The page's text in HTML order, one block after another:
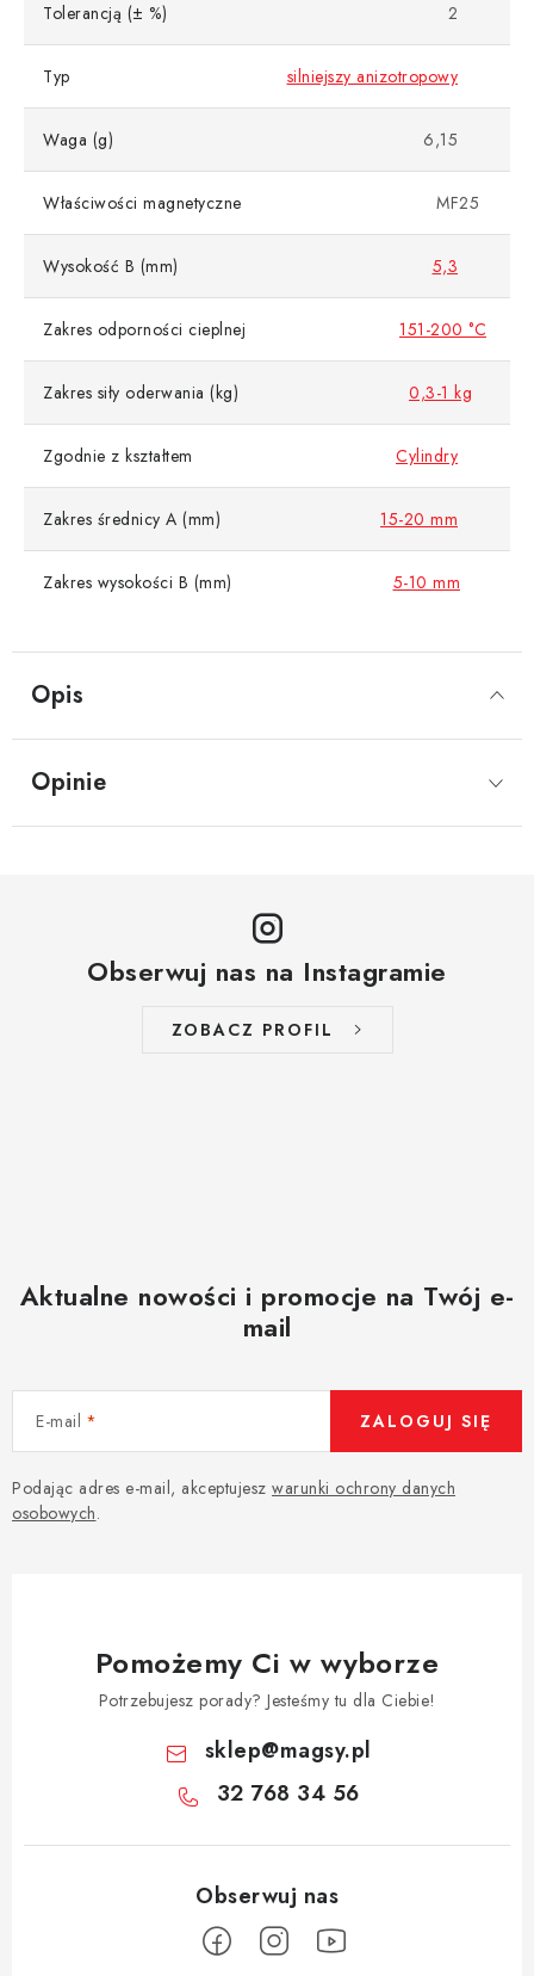
Opis
Tolerancją (± %) 2
Typ silniejszy anizotropowy
Waga (g) 6,15
Właściwości magnetyczne MF25
Wysokość B (mm) 5,3
Zakres odporności cieplnej 151-200 °C
Zakres siły oderwania (kg) 0,3-1 kg
Zgodnie z kształtem Cylindry
Zakres średnicy A (mm) 15-20 mm
Zakres wysokości B (mm) 5-10 mm
Opinie
Obserwuj nas na Instagramie
ZOBACZ PROFIL
Aktualne nowości i promocje na Twój e-
mail
E-mail
Podając adres e-mail, akceptujesz warunki ochrony danych
osobowych.
ZALOGUJ SIĘ
Pomożemy Ci w wyborze
Potrzebujesz porady? Jesteśmy tu dla Ciebie!
sklep@magsy.pl
32 768 34 56